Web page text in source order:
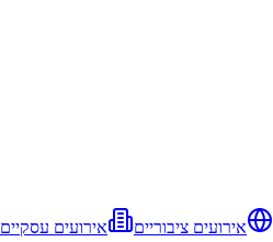
אירועים ציבוריים
אירועים עסקיים